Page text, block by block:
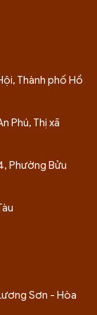
Thành phố Hồ
Phú, Thị xã
Phường Bửu
Sơn - Hòa